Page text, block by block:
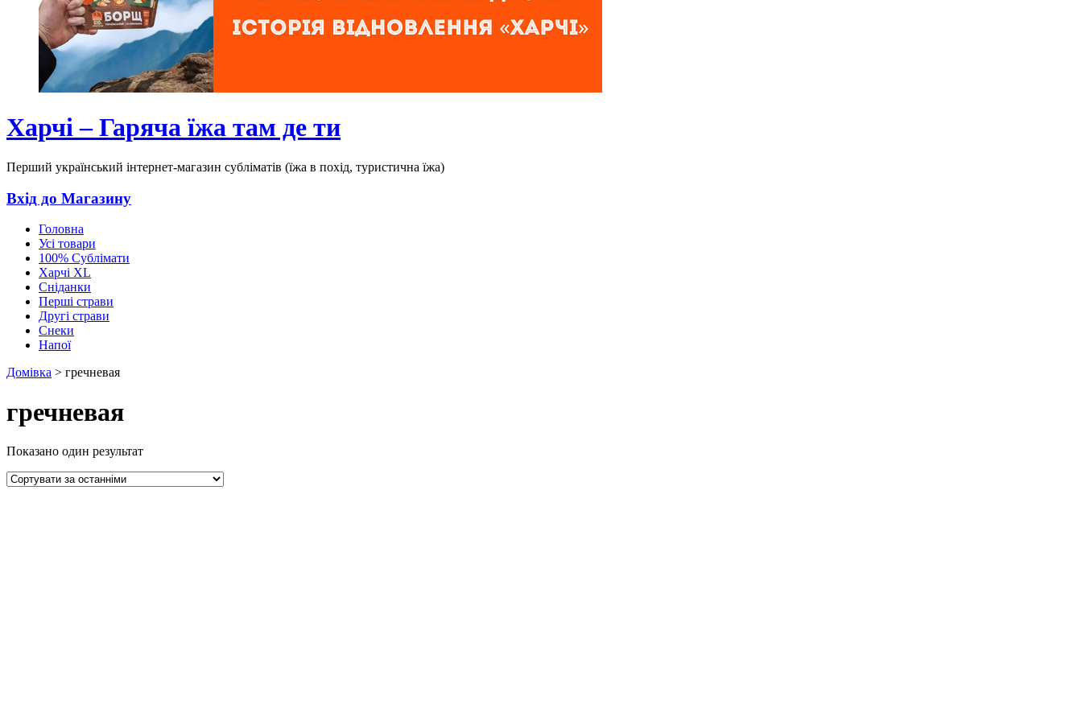
Харчі – Гаряча їжа там де ти
Перший український інтернет-магазин субліматів (їжа в похід, туристична їжа)
Вхід до Магазину
Головна
Усі товари
100% Сублімати
Харчі XL
Сніданки
Перші страви
Другі страви
Снеки
Напої
Домівка > гречневая
гречневая
Показано один результат